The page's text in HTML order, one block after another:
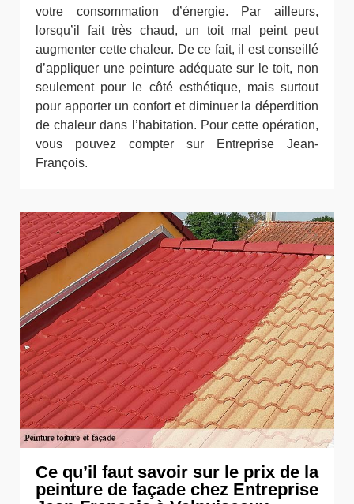
votre consommation d’énergie. Par ailleurs,
lorsqu’il fait très chaud, un toit mal peint peut
augmenter cette chaleur. De ce fait, il est conseillé
d’appliquer une peinture adéquate sur le toit, non
seulement pour le côté esthétique, mais surtout
pour apporter un confort et diminuer la déperdition
de chaleur dans l’habitation. Pour cette opération,
vous pouvez compter sur Entreprise Jean-
François.
Ce qu’il faut savoir sur le prix de la
peinture de façade chez Entreprise